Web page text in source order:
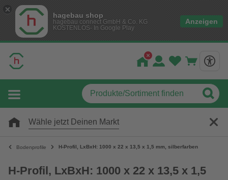
hagebau shop
hagebau connect GmbH & Co. KG
KOSTENLOS- In Google Play
Anzeigen
Wähle jetzt Deinen Markt
Bodenprofile H-Profil, LxBxH: 1000 x 22 x 13,5 x 1,5 mm, silberfarben
H-Profil, LxBxH: 1000 x 22 x 13,5 x 1,5